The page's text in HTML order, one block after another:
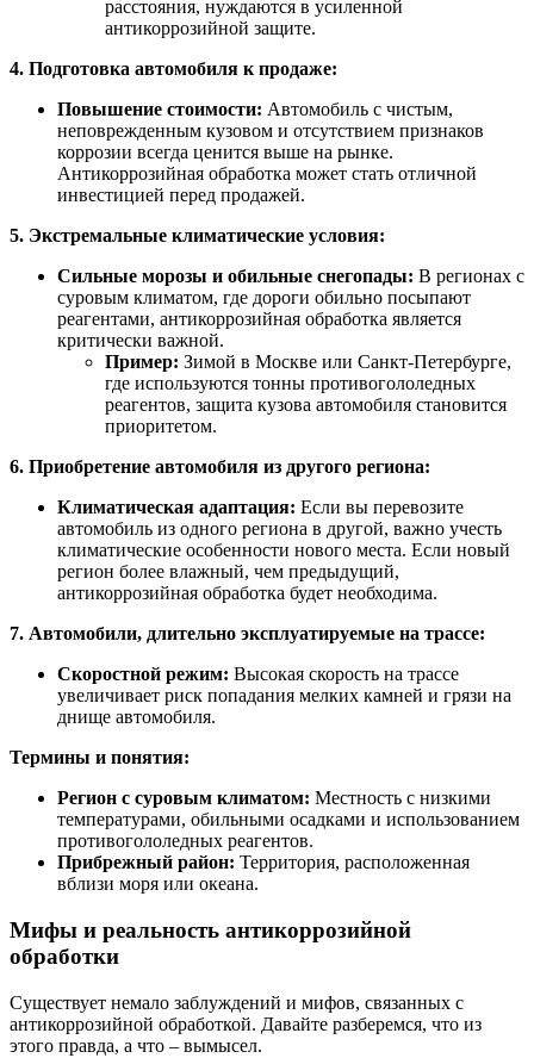
расстояния, нуждаются в усиленной
антикоррозийной защите.
4. Подготовка автомобиля к продаже:
Повышение стоимости: Автомобиль с чистым,
неповрежденным кузовом и отсутствием признаков
коррозии всегда ценится выше на рынке.
Антикоррозийная обработка может стать отличной
инвестицией перед продажей.
5. Экстремальные климатические условия:
Сильные морозы и обильные снегопады: В регионах с
суровым климатом, где дороги обильно посыпают
реагентами, антикоррозийная обработка является
критически важной.
Пример: Зимой в Москве или Санкт-Петербурге,
где используются тонны противогололедных
реагентов, защита кузова автомобиля становится
приоритетом.
6. Приобретение автомобиля из другого региона:
Климатическая адаптация: Если вы перевозите
автомобиль из одного региона в другой, важно учесть
климатические особенности нового места. Если новый
регион более влажный, чем предыдущий,
антикоррозийная обработка будет необходима.
7. Автомобили, длительно эксплуатируемые на трассе:
Скоростной режим: Высокая скорость на трассе
увеличивает риск попадания мелких камней и грязи на
днище автомобиля.
Термины и понятия:
Регион с суровым климатом: Местность с низкими
температурами, обильными осадками и использованием
противогололедных реагентов.
Прибрежный район: Территория, расположенная
вблизи моря или океана.
Мифы и реальность антикоррозийной
обработки
Существует немало заблуждений и мифов, связанных с
антикоррозийной обработкой. Давайте разберемся, что из
этого правда, а что – вымысел.